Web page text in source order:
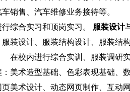
车销售、汽车维修业务接待等。
综合实习和顶岗实习。 服装设计
服装设计、服装结构设计、服装结
校内进行综合实训、服装调研
：美术造型基础、色彩表现基础、
页美术设计、动态网页制作、互